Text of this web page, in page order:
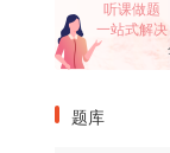
听课做题
一站式解决
题库